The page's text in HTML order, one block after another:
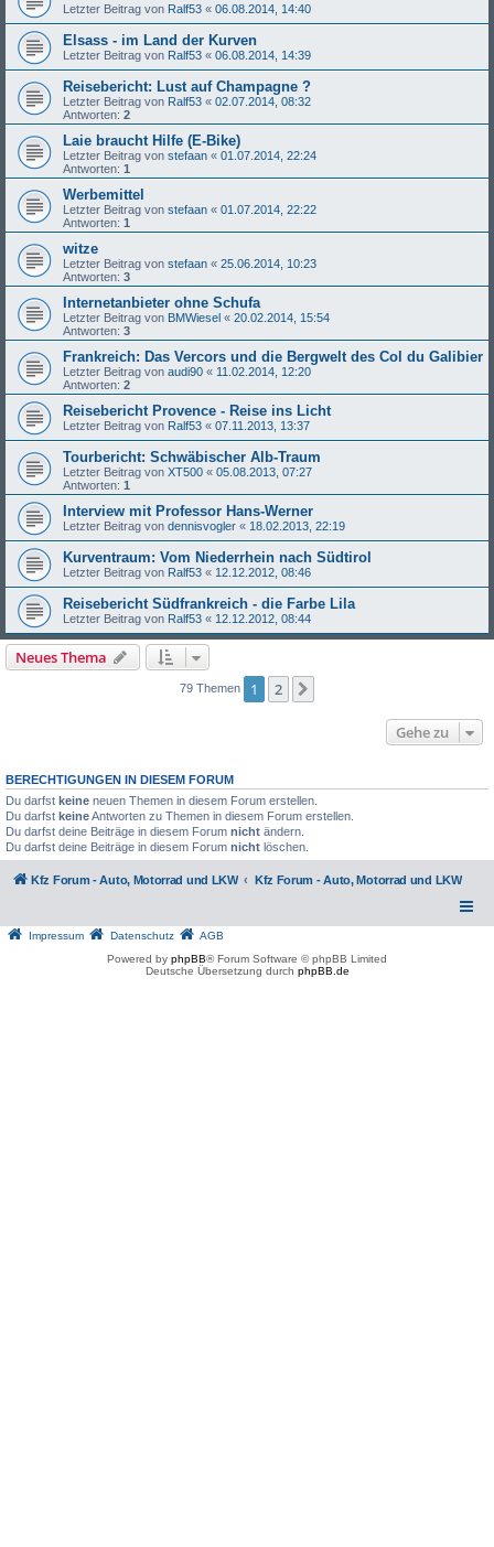
Letzter Beitrag von Ralf53 « 06.08.2014, 14:40
Elsass - im Land der Kurven
Letzter Beitrag von Ralf53 « 06.08.2014, 14:39
Reisebericht: Lust auf Champagne ?
Letzter Beitrag von Ralf53 « 02.07.2014, 08:32
Antworten: 2
Laie braucht Hilfe (E-Bike)
Letzter Beitrag von stefaan « 01.07.2014, 22:24
Antworten: 1
Werbemittel
Letzter Beitrag von stefaan « 01.07.2014, 22:22
Antworten: 1
witze
Letzter Beitrag von stefaan « 25.06.2014, 10:23
Antworten: 3
Internetanbieter ohne Schufa
Letzter Beitrag von BMWiesel « 20.02.2014, 15:54
Antworten: 3
Frankreich: Das Vercors und die Bergwelt des Col du Galibier
Letzter Beitrag von audi90 « 11.02.2014, 12:20
Antworten: 2
Reisebericht Provence - Reise ins Licht
Letzter Beitrag von Ralf53 « 07.11.2013, 13:37
Tourbericht: Schwäbischer Alb-Traum
Letzter Beitrag von XT500 « 05.08.2013, 07:27
Antworten: 1
Interview mit Professor Hans-Werner
Letzter Beitrag von dennisvogler « 18.02.2013, 22:19
Kurventraum: Vom Niederrhein nach Südtirol
Letzter Beitrag von Ralf53 « 12.12.2012, 08:46
Reisebericht Südfrankreich - die Farbe Lila
Letzter Beitrag von Ralf53 « 12.12.2012, 08:44
Neues Thema
79 Themen 1 2
Gehe zu
BERECHTIGUNGEN IN DIESEM FORUM
Du darfst keine neuen Themen in diesem Forum erstellen.
Du darfst keineAntworten zu Themen in diesem Forum erstellen.
Du darfst deine Beiträge in diesem Forum nicht ändern.
Du darfst deine Beiträge in diesem Forum nicht löschen.
Kfz Forum - Auto, Motorrad und LKW Kfz Forum - Auto, Motorrad und LKW
Impressum Datenschutz
AGB
Powered by phpBB® Forum Software © phpBB Limited
Deutsche Übersetzung durch phpBB.de